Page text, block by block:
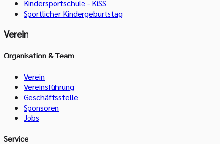
Kindersportschule - KiSS
Sportlicher Kindergeburtstag
Verein
Organisation & Team
Verein
Vereinsführung
Geschäftsstelle
Sponsoren
Jobs
Service